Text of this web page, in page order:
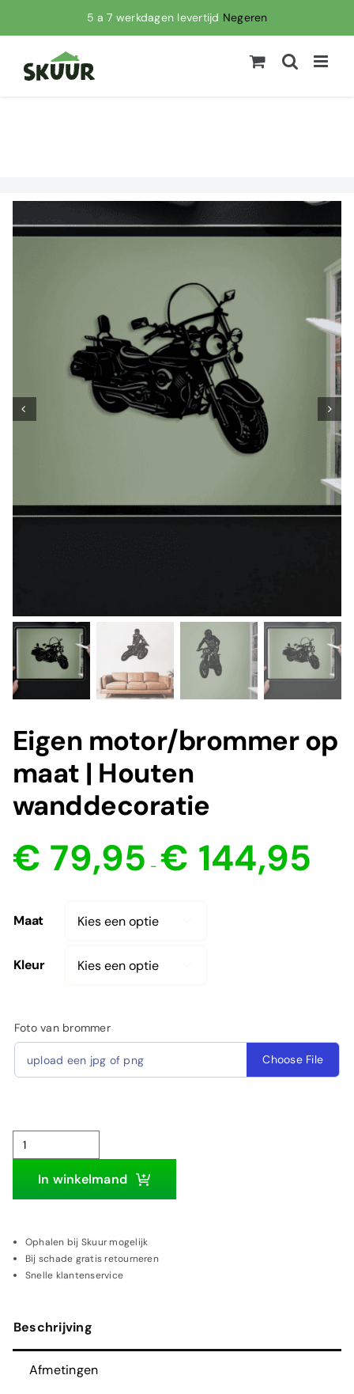
5 a 7 werkdagen levertijd Negeren
naar
Eigen motor/brommer op
maat | Houten
wanddecoratie
€ 79,95 - € 144,95
Maat
Kleur
Foto van brommer
upload een jpg of png Choose File
Eigen
motor/brommer
op
|
Houten
In winkelmand
Ophalen bij Skuur mogelijk
Bij schade gratis retourneren
Snelle klantenservice
Beschrijving
Afmetingen